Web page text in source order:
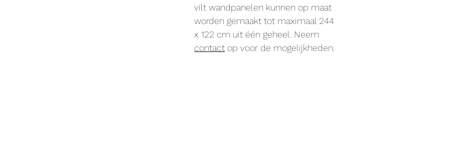
vilt wandpanelen kunnen op maat
worden gemaakt tot maximaal 244
x 122 cm uit één geheel. Neem
contact op voor de mogelijkheden.